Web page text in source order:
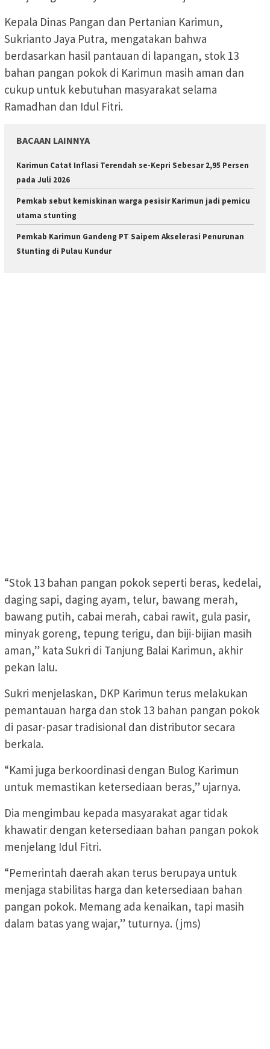
Kepala Dinas Pangan dan Pertanian Karimun,
Sukrianto Jaya Putra, mengatakan bahwa
berdasarkan hasil pantauan di lapangan, stok 13
bahan pangan pokok di Karimun masih aman dan
cukup untuk kebutuhan masyarakat selama
Ramadhan dan Idul Fitri.
BACAAN LAINNYA
Karimun Catat Inflasi Terendah se-Kepri Sebesar 2,95 Persen
pada Juli 2026
Pemkab sebut kemiskinan warga pesisir Karimun jadi pemicu
utama stunting
Pemkab Karimun Gandeng PT Saipem Akselerasi Penurunan
Stunting di Pulau Kundur
“Stok 13 bahan pangan pokok seperti beras, kedelai,
daging sapi, daging ayam, telur, bawang merah,
bawang putih, cabai merah, cabai rawit, gula pasir,
minyak goreng, tepung terigu, dan biji-bijian masih
aman,” kata Sukri di Tanjung Balai Karimun, akhir
pekan lalu.
Sukri menjelaskan, DKP Karimun terus melakukan
pemantauan harga dan stok 13 bahan pangan pokok
di pasar-pasar tradisional dan distributor secara
berkala.
“Kami juga berkoordinasi dengan Bulog Karimun
untuk memastikan ketersediaan beras,” ujarnya.
Dia mengimbau kepada masyarakat agar tidak
khawatir dengan ketersediaan bahan pangan pokok
menjelang Idul Fitri.
“Pemerintah daerah akan terus berupaya untuk
menjaga stabilitas harga dan ketersediaan bahan
pangan pokok. Memang ada kenaikan, tapi masih
dalam batas yang wajar,” tuturnya. (jms)